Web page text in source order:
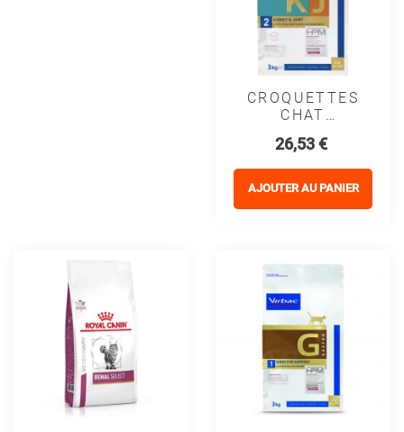
CROQUETTES
CHAT
HPM CAT KJ2
KIDNEY JOINT
- VIRBAC
Prix
26,53 €
AJOUTER AU PANIER